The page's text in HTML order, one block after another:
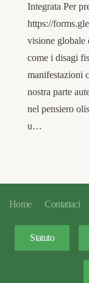
Integrata Per
https://
visione globale
come i disagi
manifestazioni
nostra parte
nel pensiero
u…
Home Contattaci
Statuto